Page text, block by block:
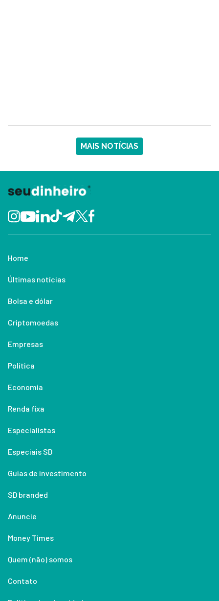
MAIS NOTÍCIAS
Home
Últimas notícias
Bolsa e dólar
Criptomoedas
Empresas
Política
Economia
Renda fixa
Especialistas
Especiais SD
Guias de investimento
SD branded
Anuncie
Money Times
Quem (não) somos
Contato